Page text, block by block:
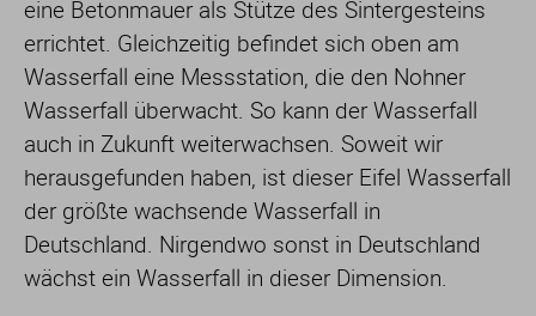
eine Betonmauer als Stütze des Sintergesteins
errichtet. Gleichzeitig befindet sich oben am
Wasserfall eine Messstation, die den Nohner
Wasserfall überwacht. So kann der Wasserfall
auch in Zukunft weiterwachsen. Soweit wir
herausgefunden haben, ist dieser Eifel Wasserfall
der größte wachsende Wasserfall in
Deutschland. Nirgendwo sonst in Deutschland
wächst ein Wasserfall in dieser Dimension.